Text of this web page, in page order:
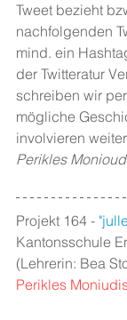
Tweet bezieht
nachfolgenden
mind. ein
der Twitteratur
schreiben wir
mögliche
involvieren
Perikles
Projekt 164 -
Kantonsschule
(Lehrerin: Bea
Perikles